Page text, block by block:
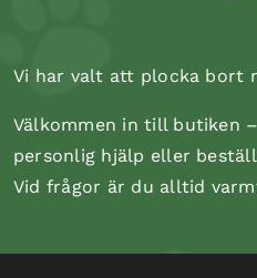
Vi har valt att plocka bort
Välkommen in till butiken
personlig hjälp eller
Vid frågor är du alltid